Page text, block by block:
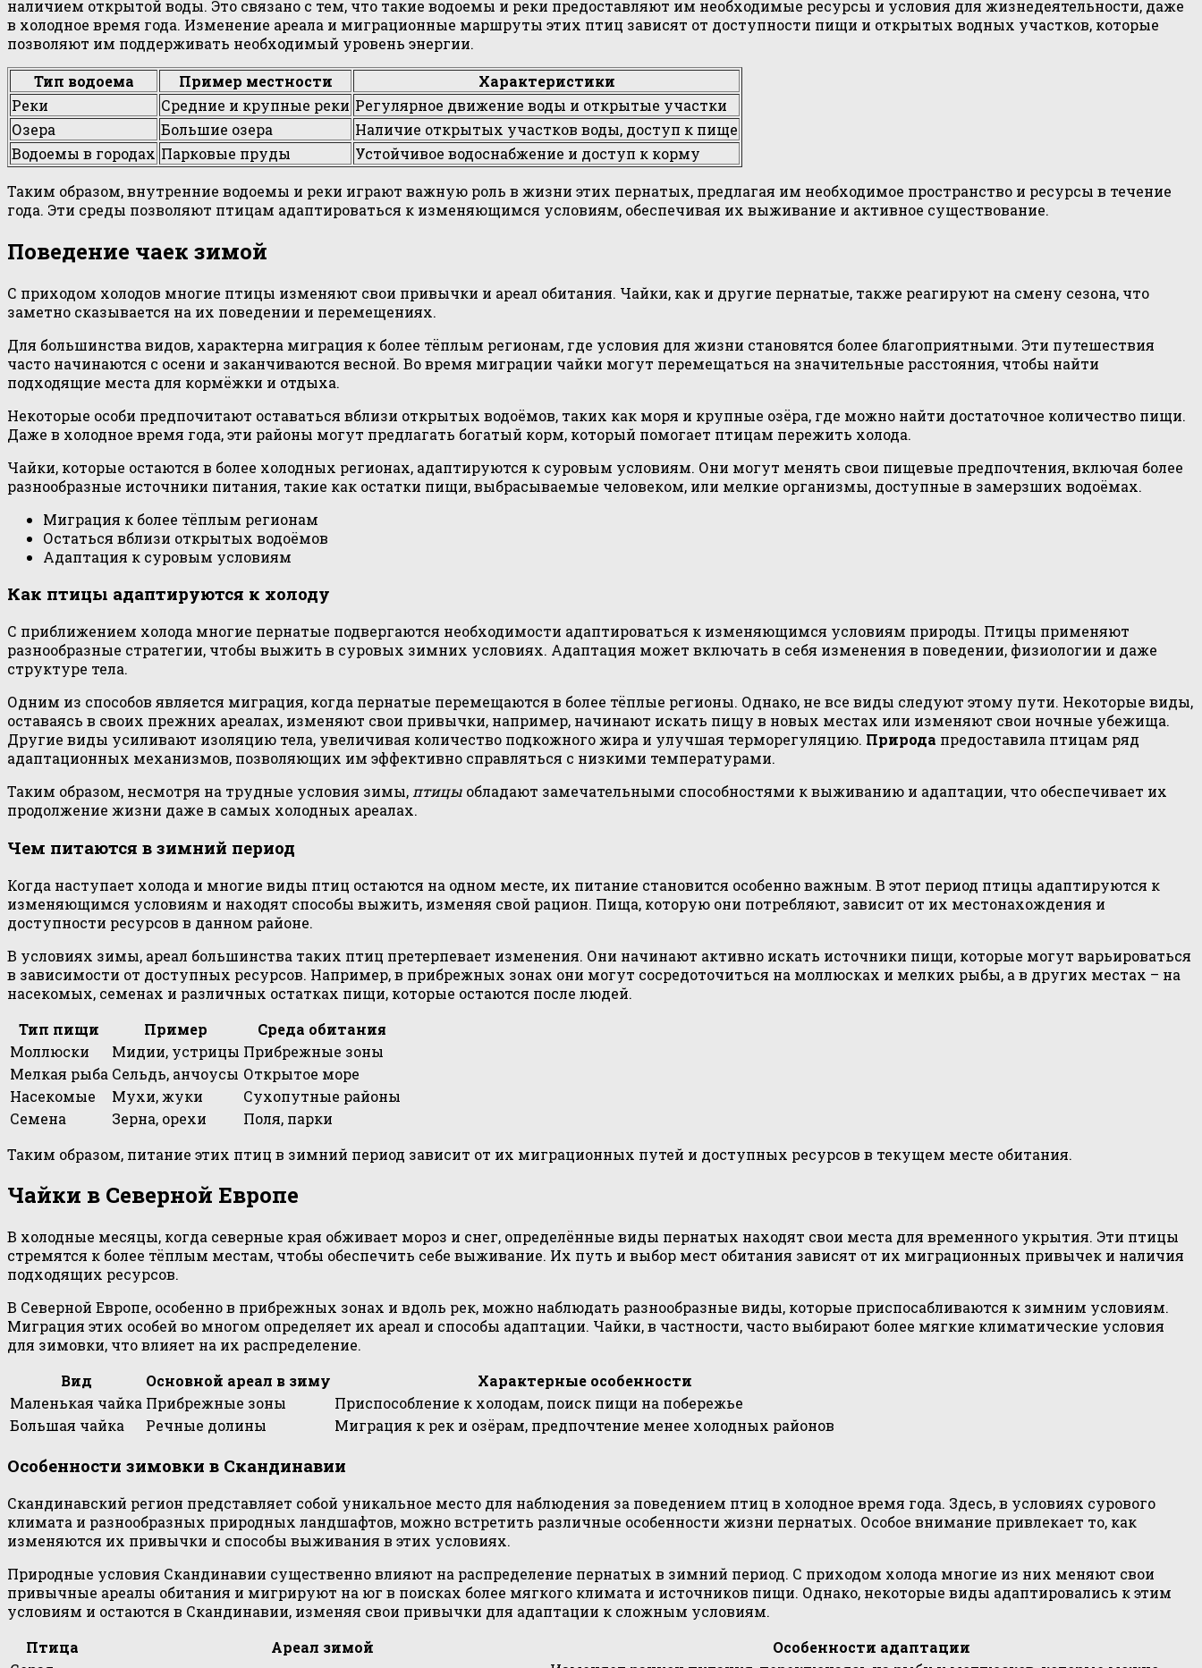
наличием открытой воды. Это связано с тем, что такие водоемы и реки предоставляют им необходимые ресурсы и условия для жизнедеятельности, даже
в холодное время года. Изменение ареала и миграционные маршруты этих птиц зависят от доступности пищи и открытых водных участков, которые
позволяют им поддерживать необходимый уровень энергии.
Тип водоема
Пример местности
Характеристики
Реки
Средние и крупные реки Регулярное движение воды и открытые участки
Озера
Большие озера
Наличие открытых участков воды, доступ к пище
Водоемы в городах Парковые пруды
Устойчивое водоснабжение и доступ к корму
Таким образом, внутренние водоемы и реки играют важную роль в жизни этих пернатых, предлагая им необходимое пространство и ресурсы в течение
года. Эти среды позволяют птицам адаптироваться к изменяющимся условиям, обеспечивая их выживание и активное существование.
Поведение чаек зимой
С приходом холодов многие птицы изменяют свои привычки и ареал обитания. Чайки, как и другие пернатые, также реагируют на смену сезона, что
заметно сказывается на их поведении и перемещениях.
Для большинства видов, характерна миграция к более тёплым регионам, где условия для жизни становятся более благоприятными. Эти путешествия
часто начинаются с осени и заканчиваются весной. Во время миграции чайки могут перемещаться на значительные расстояния, чтобы найти
подходящие места для кормёжки и отдыха.
Некоторые особи предпочитают оставаться вблизи открытых водоёмов, таких как моря и крупные озёра, где можно найти достаточное количество пищи.
Даже в холодное время года, эти районы могут предлагать богатый корм, который помогает птицам пережить холода.
Чайки, которые остаются в более холодных регионах, адаптируются к суровым условиям. Они могут менять свои пищевые предпочтения, включая более
разнообразные источники питания, такие как остатки пищи, выбрасываемые человеком, или мелкие организмы, доступные в замерзших водоёмах.
Миграция к более тёплым регионам
Остаться вблизи открытых водоёмов
Адаптация к суровым условиям
Как птицы адаптируются к холоду
С приближением холода многие пернатые подвергаются необходимости адаптироваться к изменяющимся условиям природы. Птицы применяют
разнообразные стратегии, чтобы выжить в суровых зимних условиях. Адаптация может включать в себя изменения в поведении, физиологии и даже
структуре тела.
Одним из способов является миграция, когда пернатые перемещаются в более тёплые регионы. Однако, не все виды следуют этому пути. Некоторые виды,
оставаясь в своих прежних ареалах, изменяют свои привычки, например, начинают искать пищу в новых местах или изменяют свои ночные убежища.
Другие виды усиливают изоляцию тела, увеличивая количество подкожного жира и улучшая терморегуляцию. Природа предоставила птицам ряд
адаптационных механизмов, позволяющих им эффективно справляться с низкими температурами.
Таким образом, несмотря на трудные условия зимы, птицы обладают замечательными способностями к выживанию и адаптации, что обеспечивает их
продолжение жизни даже в самых холодных ареалах.
Чем питаются в зимний период
Когда наступает холода и многие виды птиц остаются на одном месте, их питание становится особенно важным. В этот период птицы адаптируются к
изменяющимся условиям и находят способы выжить, изменяя свой рацион. Пища, которую они потребляют, зависит от их местонахождения и
доступности ресурсов в данном районе.
В условиях зимы, ареал большинства таких птиц претерпевает изменения. Они начинают активно искать источники пищи, которые могут варьироваться
в зависимости от доступных ресурсов. Например, в прибрежных зонах они могут сосредоточиться на моллюсках и мелких рыбы, а в других местах – на
насекомых, семенах и различных остатках пищи, которые остаются после людей.
Тип пищи
Пример
Среда обитания
Моллюски
Мидии, устрицы Прибрежные зоны
Мелкая рыба Сельдь, анчоусы Открытое море
Насекомые
Мухи, жуки
Сухопутные районы
Семена
Зерна, орехи
Поля, парки
Таким образом, питание этих птиц в зимний период зависит от их миграционных путей и доступных ресурсов в текущем месте обитания.
Чайки в Северной Европе
В холодные месяцы, когда северные края обживает мороз и снег, определённые виды пернатых находят свои места для временного укрытия. Эти птицы
стремятся к более тёплым местам, чтобы обеспечить себе выживание. Их путь и выбор мест обитания зависят от их миграционных привычек и наличия
подходящих ресурсов.
В Северной Европе, особенно в прибрежных зонах и вдоль рек, можно наблюдать разнообразные виды, которые приспосабливаются к зимним условиям.
Миграция этих особей во многом определяет их ареал и способы адаптации. Чайки, в частности, часто выбирают более мягкие климатические условия
для зимовки, что влияет на их распределение.
Вид
Основной ареал в зиму
Характерные особенности
Маленькая чайка Прибрежные зоны
Приспособление к холодам, поиск пищи на побережье
Большая чайка
Речные долины Миграция к рек и озёрам, предпочтение менее холодных районов
Особенности зимовки в Скандинавии
Скандинавский регион представляет собой уникальное место для наблюдения за поведением птиц в холодное время года. Здесь, в условиях сурового
климата и разнообразных природных ландшафтов, можно встретить различные особенности жизни пернатых. Особое внимание привлекает то, как
изменяются их привычки и способы выживания в этих условиях.
Природные условия Скандинавии существенно влияют на распределение пернатых в зимний период. С приходом холода многие из них меняют свои
привычные ареалы обитания и мигрируют на юг в поисках более мягкого климата и источников пищи. Однако, некоторые виды адаптировались к этим
условиям и остаются в Скандинавии, изменяя свои привычки для адаптации к сложным условиям.
Птица
Ареал зимой
Особенности адаптации